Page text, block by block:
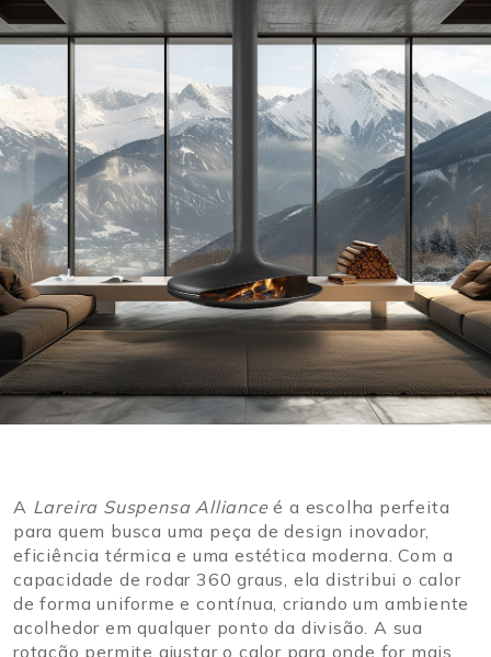
A Lareira Suspensa Allianceé a escolha perfeita
para quem busca uma peça de design inovador,
eficiência térmica e uma estética moderna. Com a
capacidade de rodar 360 graus, ela distribui o calor
de forma uniforme e contínua, criando um ambiente
acolhedor em qualquer ponto da divisão. A sua
rotação permite ajustar o calor para onde for mais